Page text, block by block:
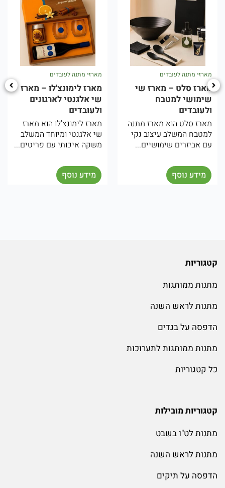
לעובדים
– מארז שי
למטבח
הוא מארז מתנה
המשלב עיצוב נקי
שימושיים...
נוסף
מארזי מתנה לעובדים
מארז לימונצ'לו – מארז
שי אלגנטי לארגונים
ולעובדים
מארז לימונצ'לו הוא מארז
שי אלגנטי ומיוחד המשלב
משקה איכותי עם פריטים...
מידע נוסף
מארז
המארז
קטגוריות
מתנות ממותגות
מתנות לראש השנה
הדפסה על בגדים
מתנות ממותגות לתערוכות
כל קטגוריות
קטגוריות מובילות
מתנות לט"ו בשבט
מתנות לראש השנה
הדפסה על תיקים